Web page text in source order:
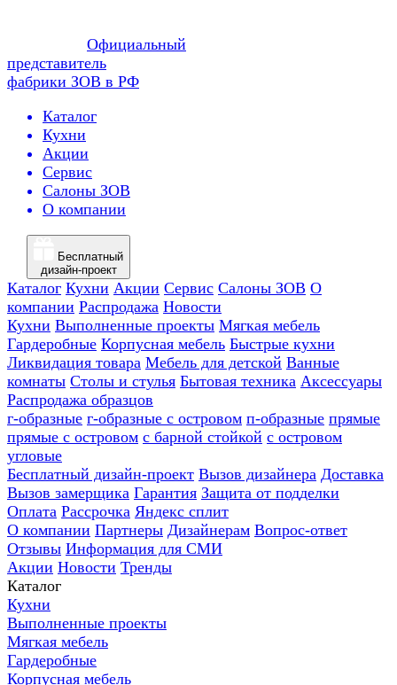
Официальный
представитель
фабрики ЗОВ в РФ
Каталог
Кухни
Акции
Сервис
Салоны ЗОВ
О компании
Бесплатный
дизайн-проект
Каталог Кухни Акции Сервис Салоны ЗОВ О
компании Распродажа Новости
Кухни Выполненные проекты Мягкая мебель
Гардеробные Корпусная мебель Быстрые кухни
Ликвидация товара Мебель для детской Ванные
комнаты Столы и стулья Бытовая техника Аксессуары
Распродажа образцов
г-образные г-образные с островом п-образные прямые
прямые с островом с барной стойкой с островом
угловые
Бесплатный дизайн-проект Вызов дизайнера Доставка
Вызов замерщика Гарантия Защита от подделки
Оплата Рассрочка Яндекс сплит
О компании Партнеры Дизайнерам Вопрос-ответ
Отзывы Информация для СМИ
Акции Новости Тренды
Каталог
Кухни
Выполненные проекты
Мягкая мебель
Гардеробные
Корпусная мебель